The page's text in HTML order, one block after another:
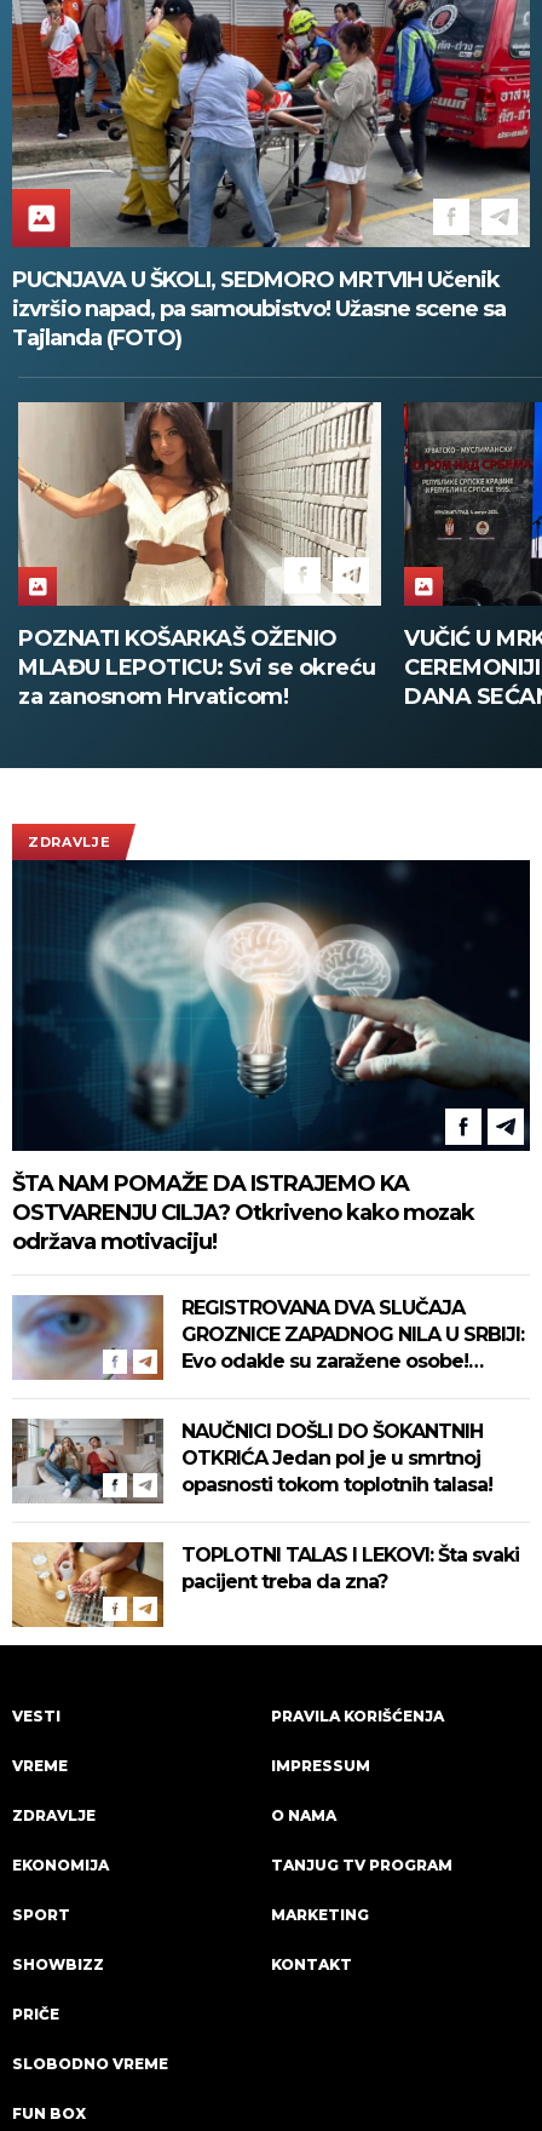
PUCNJAVA U ŠKOLI, SEDMORO MRTVIH Učenik
izvršio napad, pa samoubistvo! Užasne scene sa
Tajlanda (FOTO)
POZNATI KOŠARKAŠ OŽENIO
MLAĐU LEPOTICU: Svi se okreću
za zanosnom Hrvaticom!
VUČIĆ U
DANA
ZDRAVLJE
ŠTA NAM POMAŽE DA ISTRAJEMO KA
OSTVARENJU CILJA? Otkriveno kako mozak
održava motivaciju!
REGISTROVANA DVA SLUČAJA
GROZNICE ZAPADNOG NILA U SRBIJI:
Evo odakle su zaražene osobe!
NAUČNICI DOŠLI DO ŠOKANTNIH
OTKRIĆA Jedan pol je u smrtnoj
opasnosti tokom toplotnih talasa!
TOPLOTNI TALAS I LEKOVI: Šta svaki
pacijent treba da zna?
VESTI
VREME
ZDRAVLJE
EKONOMIJA
SPORT
SHOWBIZZ
PRIČE
SLOBODNO VREME
FUN BOX
PRAVILA KORIŠĆENJA
IMPRESSUM
O NAMA
TANJUG TV PROGRAM
MARKETING
KONTAKT